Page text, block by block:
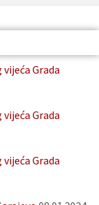
Grada
Grada
Grada